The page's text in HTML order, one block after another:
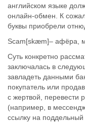
английском языке
онлайн-обмен. К
буквы приобрели
Scam[skæm]– афёра,
Суть конкретно
заключалась в
завладеть данными
покупатель или
с жертвой, перевести
(например, в
ссылку на поддельный